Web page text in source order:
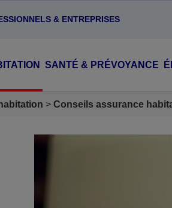
& ENTREPRISES
SANTÉ & PRÉVOYANCE
Conseils assurance